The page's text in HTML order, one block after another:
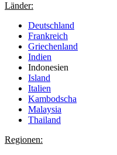
Länder:
Deutschland
Frankreich
Griechenland
Indien
Indonesien
Island
Italien
Kambodscha
Malaysia
Thailand
Regionen: